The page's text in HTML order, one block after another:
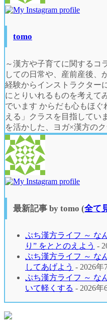
tomo
～漢方や子育てに関するコ
しての日常や、産前産後、
経験からインストラクター
にとりいれるものを考えて
でいます からだも心もほ
える」クラスを目指して
を活かした、ヨガ×漢方の
最新記事 by tomo (全て
ぷち漢方ライフ ～ な
り” をととのえよう -
ぷち漢方ライフ ～ な
してあげよう - 2026年
ぷち漢方ライフ ～ な
いて軽くする - 2026年